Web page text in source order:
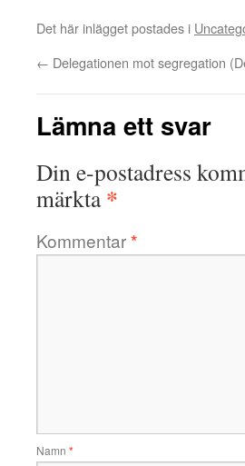
Det här inlägget postades i
← Delegationen mot segregation
Lämna ett svar
Din e-postadress
märkta*
Kommentar*
Namn *